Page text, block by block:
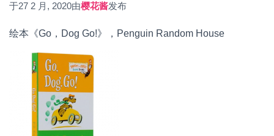
于27 2 月, 2020由樱花酱发布
绘本《Go，Dog Go!》，Penguin Random House